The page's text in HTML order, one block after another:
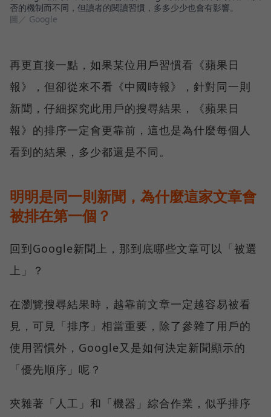
否的機制而不同，但讀者的閱讀習慣，多多少少也會有影響。
圖／ Google
再更直接一點，如果某位用戶習慣看《蘋果日
報》，但卻從來不看《中國時報》，針對同一則
新聞，仔細探究此用戶的搜尋結果，《蘋果日
報》的排序一定會更靠前，這也是為什麼每個人
看到的結果，多少都還是不同。
明明是同一則新聞，為什麼這家文章會
被排在第一個？
回到Google新聞上，那到底哪些文章可以「被選
上」？
在瀏覽搜尋結果時，越靠前文章一定越容易被看
見，可見「排序」相當重要，除了參雜了用戶的
使用習慣外，Google又是如何決定新聞顯示的
「優先順序」呢？
夾雜著「人工」和「機器」綜合作業，似乎排序